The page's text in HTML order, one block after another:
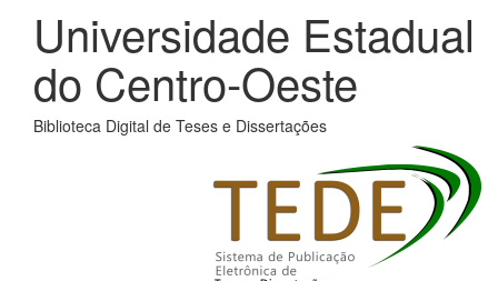
Universidade Estadual
do Centro-Oeste
Biblioteca Digital de Teses e Dissertações